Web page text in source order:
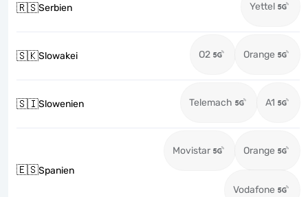
🇷🇸Serbien Yettel
🇸🇰Slowakei O2 Orange
🇸🇮Slowenien Telemach A1
🇪🇸Spanien
Movistar Orange
Vodafone